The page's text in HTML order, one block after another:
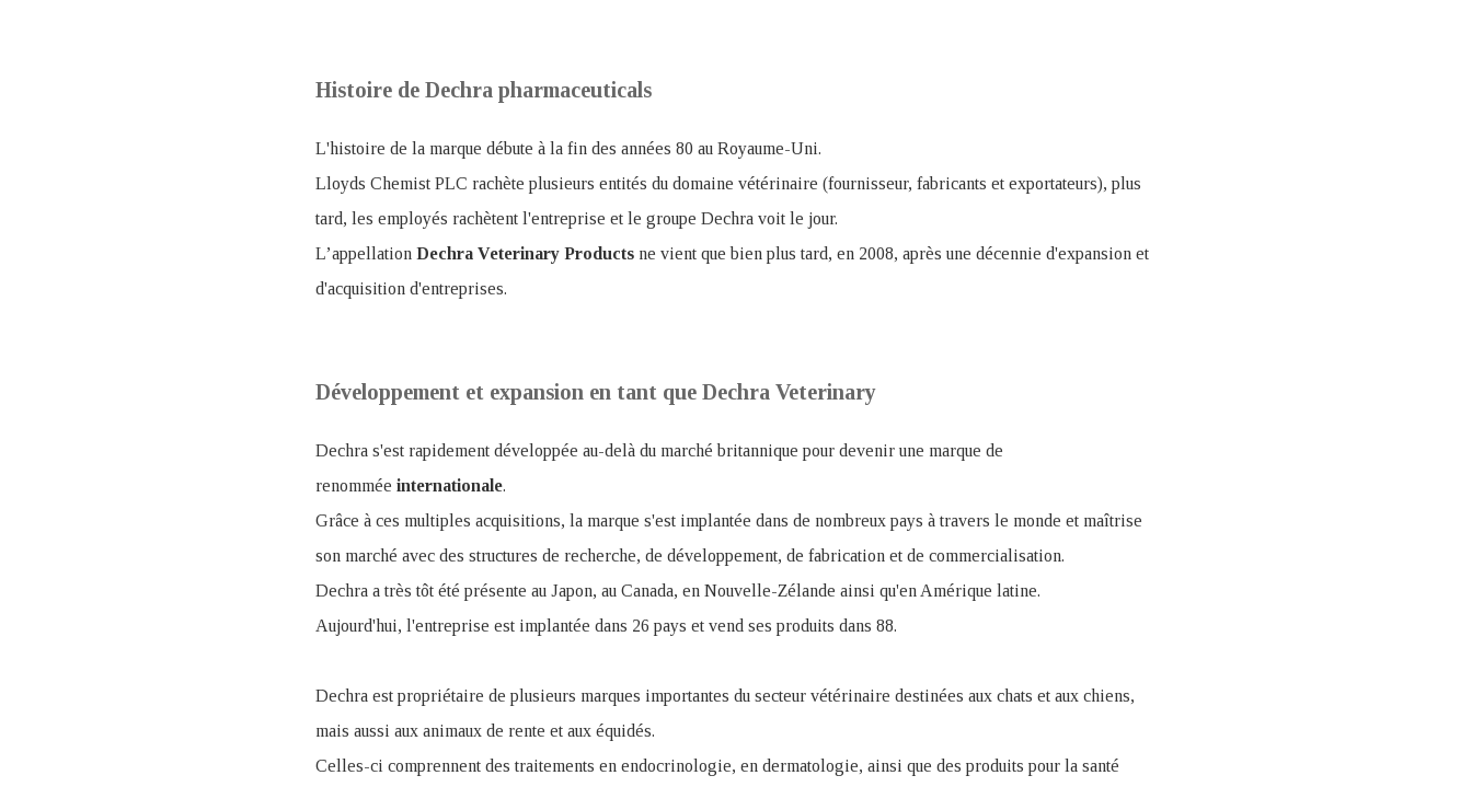
Histoire de Dechra pharmaceuticals
L'histoire de la marque débute à la fin des années 80 au Royaume-Uni.
Lloyds Chemist PLC rachète plusieurs entités du domaine vétérinaire (fournisseur, fabricants et exportateurs), plus
tard, les employés rachètent l'entreprise et le groupe Dechra voit le jour.
L’appellation Dechra Veterinary Products ne vient que bien plus tard, en 2008, après une décennie d'expansion et
d'acquisition d'entreprises.
Développement et expansion en tant que Dechra Veterinary
Dechra s'est rapidement développée au-delà du marché britannique pour devenir une marque de
renommée internationale.
Grâce à ces multiples acquisitions, la marque s'est implantée dans de nombreux pays à travers le monde et maîtrise
son marché avec des structures de recherche, de développement, de fabrication et de commercialisation.
Dechra a très tôt été présente au Japon, au Canada, en Nouvelle-Zélande ainsi qu'en Amérique latine.
Aujourd'hui, l'entreprise est implantée dans 26 pays et vend ses produits dans 88.
Dechra est propriétaire de plusieurs marques importantes du secteur vétérinaire destinées aux chats et aux chiens,
mais aussi aux animaux de rente et aux équidés.
Celles-ci comprennent des traitements en endocrinologie, en dermatologie, ainsi que des produits pour la santé